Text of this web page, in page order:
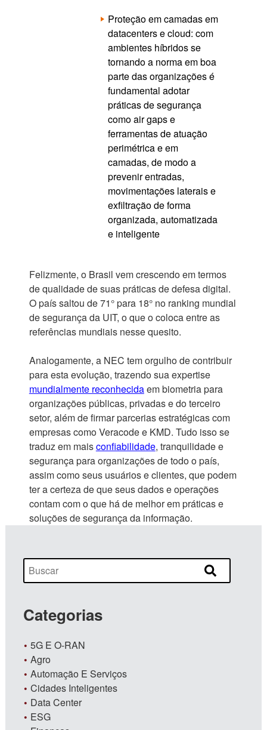
Proteção em camadas em
datacenters e cloud: com
ambientes híbridos se
tornando a norma em boa
parte das organizações é
fundamental adotar
práticas de segurança
como air gaps e
ferramentas de atuação
perimétrica e em
camadas, de modo a
prevenir entradas,
movimentações laterais e
exfiltração de forma
organizada, automatizada
e inteligente
Felizmente, o Brasil vem crescendo em termos
de qualidade de suas práticas de defesa digital.
O país saltou de 71° para 18° no ranking mundial
de segurança da UIT, o que o coloca entre as
referências mundiais nesse quesito.
Analogamente, a NEC tem orgulho de contribuir
para esta evolução, trazendo sua expertise
mundialmente reconhecidaem biometria para
organizações públicas, privadas e do terceiro
setor, além de firmar parcerias estratégicas com
empresas como Veracode e KMD. Tudo isso se
traduz em maisconfiabilidade, tranquilidade e
segurança para organizações de todo o país,
assim como seus usuários e clientes, que podem
ter a certeza de que seus dados e operações
contam com o que há de melhor em práticas e
soluções de segurança da informação.
Categorias
5G E O-RAN
Agro
Automação E Serviços
Cidades Inteligentes
Data Center
ESG